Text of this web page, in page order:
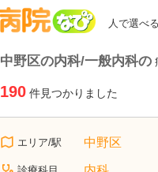
人で選べ
中野区の内科/一般内科の
190 件見つかりました
エリア/駅 中野区